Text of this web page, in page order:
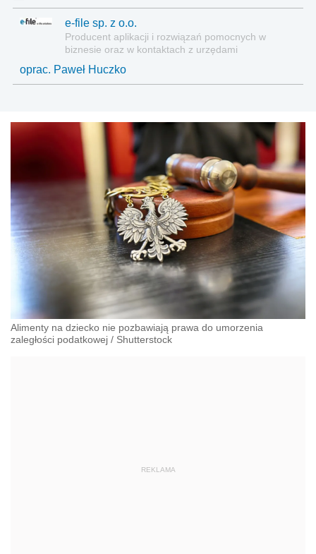
e-file sp. z o.o.
Producent aplikacji i rozwiązań pomocnych w
biznesie oraz w kontaktach z urzędami
oprac. Paweł Huczko
Alimenty na dziecko nie pozbawiają prawa do umorzenia
zaległości podatkowej / Shutterstock